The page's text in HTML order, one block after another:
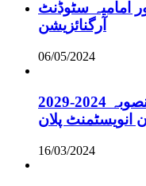
امامیہ سٹوڈنٹ
آرگنائزیشن
06/05/2024
گلگت بلتستان ترقیاتی منصوبہ 2024-2029
انویسٹمنٹ پلان
16/03/2024